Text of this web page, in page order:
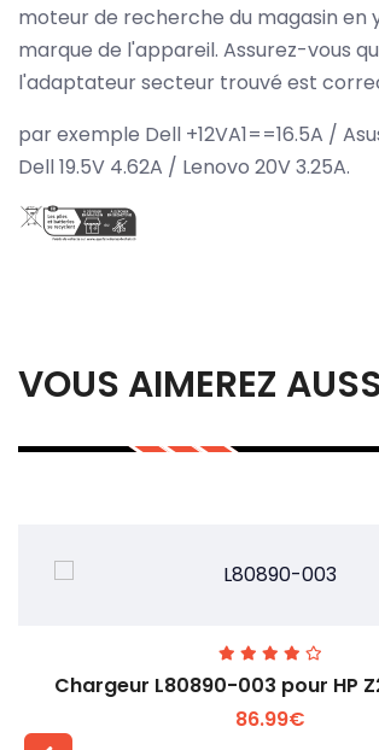
moteur de recherche du magasin en
marque de l'appareil. Assurez-vous
l'adaptateur secteur trouvé est
par exemple Dell +12VA1==16.5A /
Dell 19.5V 4.62A / Lenovo 20V 3.25A.
VOUS AIMEREZ
Chargeur L80890-003 pour HP
86.99€